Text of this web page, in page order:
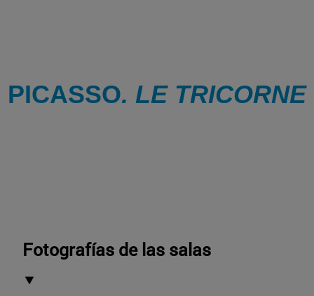
PICASSO. LE TRICORNE
Fotografías de las salas